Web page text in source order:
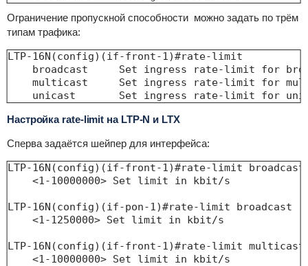
Ограничение пропускной способности можно задать по трём
типам трафика:
LTP-16N(config)(if-front-1)#rate-limit
broadcast     Set ingress rate-limit for
multicast     Set ingress rate-limit for
unicast       Set ingress rate-limit for
Настройка rate-limit на LTP-N и LTX
Сперва задаётся шейпер для интерфейсa:
LTP-16N(config)(if-front-1)#rate-limit broadcast
    <1-10000000> Set limit in kbit/s
LTP-16N(config)(if-pon-1)#rate-limit broadcast
    <1-1250000> Set limit in kbit/s
LTP-16N(config)(if-front-1)#rate-limit multicast
    <1-10000000> Set limit in kbit/s